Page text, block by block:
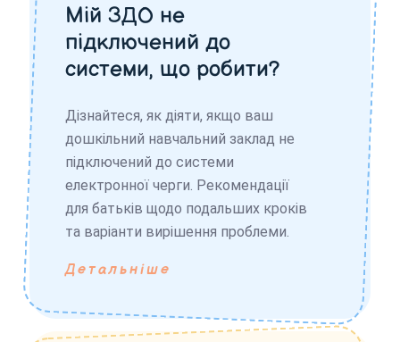
Мій ЗДО не
підключений до
системи, що робити?
Дізнайтеся, як діяти, якщо ваш
дошкільний навчальний заклад не
підключений до системи
електронної черги. Рекомендації
для батьків щодо подальших кроків
та варіанти вирішення проблеми.
Детальніше